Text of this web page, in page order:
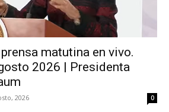
matutina en vivo.
2026 | Presidenta
2026 0